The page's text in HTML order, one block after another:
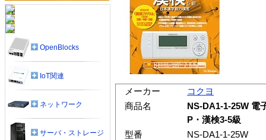
メーカー
コクヨ
商品名
NS-DA1-1-25W 電
P・漢検3-5級
型番
NS-DA1-1-25W
OpenBlocks
IoT関連
ネットワーク
サーバ・ストレージ